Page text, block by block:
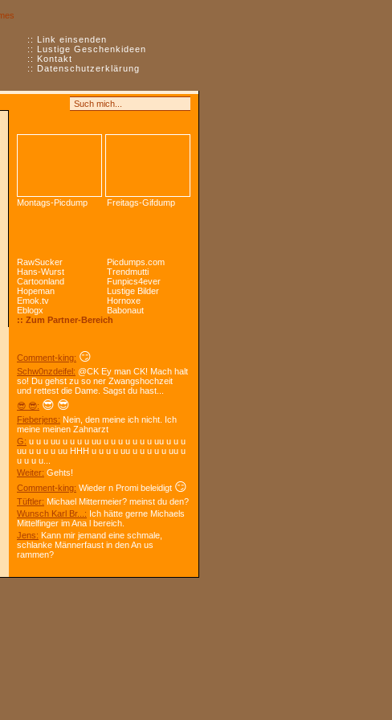
:: Link einsenden
:: Lustige Geschenkideen
:: Kontakt
:: Datenschutzerklärung
Montags-Picdump Freitags-Gifdump
RawSucker
Picdumps.com
Hans-Wurst
Trendmutti
Cartoonland
Funpics4ever
Hopeman
Lustige Bilder
Emok.tv
Hornoxe
Eblogx
Babonaut
:: Zum Partner-Bereich
Comment-king: 😏
Schw0nzdeifel: @CK Ey man CK! Mach halt
so! Du gehst zu so ner Zwangshochzeit
und rettest die Dame. Sagst du hast...
😎 😎: 😎 😎
Fieberjens: Nein, den meine ich nicht. Ich
meine meinen Zahnarzt
G: u u u uu u u u u uu u u u u u u u uu u u u
uu u u u u uu HHH u u u u uu u u u u u uu u
u u u u...
Weiter: Gehts!
Comment-king: Wieder n Promi beleidigt 😏
Tüftler: Michael Mittermeier? meinst du den?
Wunsch Karl Br...: Ich hätte gerne Michaels
Mittelfinger im Ana l bereich.
Jens: Kann mir jemand eine schmale,
schlanke Männerfaust in den An us
rammen?